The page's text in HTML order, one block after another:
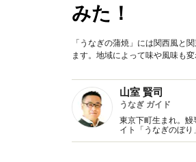
みた！
「うなぎの蒲焼」には関西風と
ます。地域によって味や風味も
山室 賢司
うなぎ ガイド
東京下町生まれ。
イト「うなぎのぼ
数５００件超。テ